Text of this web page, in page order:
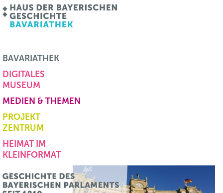
BAVARIATHEK
DIGITALES
MUSEUM
MEDIEN & THEMEN
PROJEKT
ZENTRUM
HEIMAT IM
KLEINFORMAT